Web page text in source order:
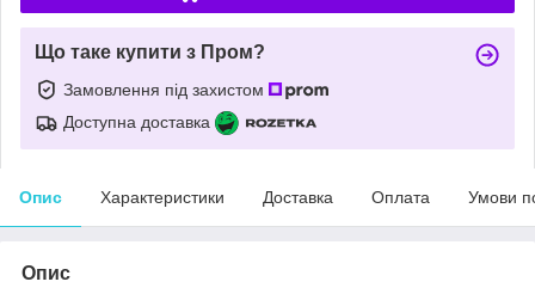
Що таке купити з Пром?
Замовлення під захистом
Доступна доставка
Опис Характеристики Доставка Оплата Умови
Опис